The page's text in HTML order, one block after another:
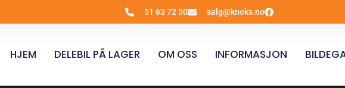
51 63 72 50 salg@knoks.no
HJEM DELEBIL PÅ LAGER OM OSS INFORMASJON